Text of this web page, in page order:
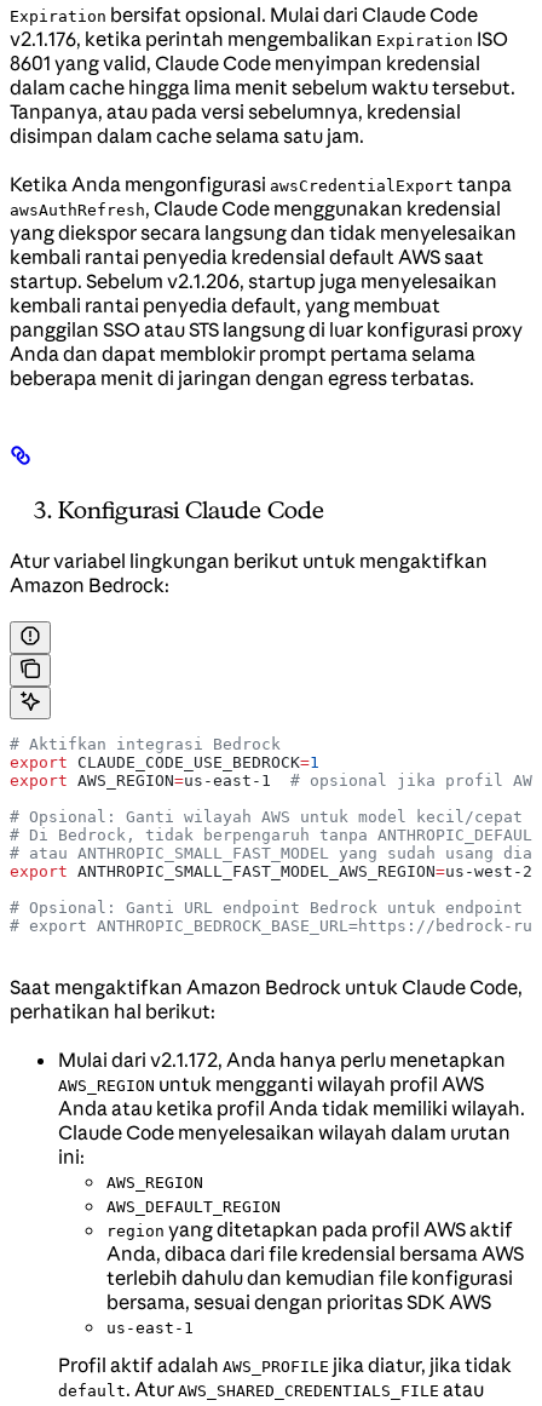
Expiration bersifat opsional. Mulai dari Claude Code
v2.1.176, ketika perintah mengembalikan Expiration ISO
8601 yang valid, Claude Code menyimpan kredensial
dalam cache hingga lima menit sebelum waktu tersebut.
Tanpanya, atau pada versi sebelumnya, kredensial
disimpan dalam cache selama satu jam.
Ketika Anda mengonfigurasi awsCredentialExport tanpa
awsAuthRefresh, Claude Code menggunakan kredensial
yang diekspor secara langsung dan tidak menyelesaikan
kembali rantai penyedia kredensial default AWS saat
startup. Sebelum v2.1.206, startup juga menyelesaikan
kembali rantai penyedia default, yang membuat
panggilan SSO atau STS langsung di luar konfigurasi proxy
Anda dan dapat memblokir prompt pertama selama
beberapa menit di jaringan dengan egress terbatas.
Konfigurasi Claude Code
Atur variabel lingkungan berikut untuk mengaktifkan
Amazon Bedrock:
# Aktifkan integrasi Bedrock
export CLAUDE_CODE_USE_BEDROCK=1
export AWS_REGION=us-east-1
# opsional jika profil
# Opsional: Ganti wilayah AWS untuk model kecil/cepat
# Di Bedrock, tidak berpengaruh tanpa
# atau ANTHROPIC_SMALL_FAST_MODEL yang sudah usang
export ANTHROPIC_SMALL_FAST_MODEL_AWS_REGION=us-west-2
# Opsional: Ganti URL endpoint Bedrock untuk endpoint
# export ANTHROPIC_BEDROCK_BASE_URL=https://bedrock-
Saat mengaktifkan Amazon Bedrock untuk Claude Code,
perhatikan hal berikut:
Mulai dari v2.1.172, Anda hanya perlu menetapkan
AWS_REGION untuk mengganti wilayah profil AWS
Anda atau ketika profil Anda tidak memiliki wilayah.
Claude Code menyelesaikan wilayah dalam urutan
ini:
AWS_REGION
AWS_DEFAULT_REGION
region yang ditetapkan pada profil AWS aktif
Anda, dibaca dari file kredensial bersama AWS
terlebih dahulu dan kemudian file konfigurasi
bersama, sesuai dengan prioritas SDK AWS
us-east-1
Profil aktif adalah AWS_PROFILE jika diatur, jika tidak
default. Atur AWS_SHARED_CREDENTIALS_FILE atau